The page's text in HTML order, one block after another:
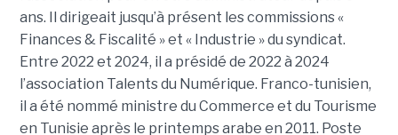
ans. Il dirigeait jusqu’à présent les commissions «
Finances & Fiscalité » et « Industrie » du syndicat.
Entre 2022 et 2024, il a présidé de 2022 à 2024
l’association Talents du Numérique. Franco-tunisien,
il a été nommé ministre du Commerce et du Tourisme
en Tunisie après le printemps arabe en 2011. Poste